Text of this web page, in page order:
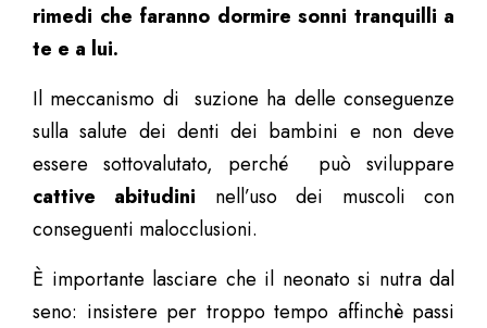
rimedi che faranno dormire sonni tranquilli a
te e a lui.
Il meccanismo di suzione ha delle conseguenze
sulla salute dei denti dei bambini e non deve
essere sottovalutato, perché può sviluppare
cattive abitudini nell’uso dei muscoli con
conseguenti malocclusioni.
È importante lasciare che il neonato si nutra dal
seno: insistere per troppo tempo affinchè passi